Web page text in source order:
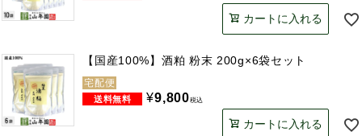
カートに入れる
【国産100%】酒粕 粉末 200g×6袋セット
宅配便
¥9,800税込
カートに入れる